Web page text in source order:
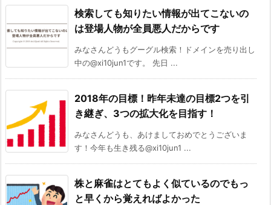
検索しても知りたい情報が出てこないの
は登場人物が全員悪人だからです
みなさんどうもグーグル検索！ドメインを売り出し
中の@xi10jun1です。 先日 ...
2018年の目標！昨年未達の目標2つを引
き継ぎ、3つの拡大化を目指す！
みなさんどうも、あけましておめでとうございま
す！今年も生き残る@xi10jun1 ...
株と麻雀はとてもよく似ているのでもっ
と早くから覚えればよかった